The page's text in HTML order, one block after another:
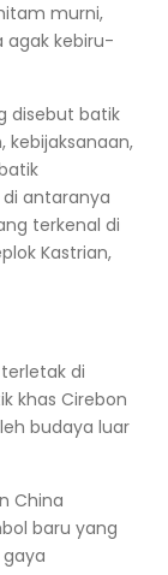
murni,
agak kebiru-
disebut batik
kebijaksanaan,
antaranya
terkenal di
Kastrian,
di
khas Cirebon
budaya luar
China
baru yang